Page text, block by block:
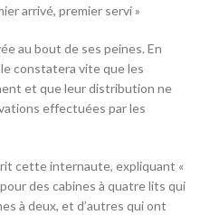
arrivé, premier servi »
au bout de ses peines. En
constatera vite que les
et que leur distribution ne
effectuées par les
cette internaute, expliquant «
des cabines à quatre lits qui
à deux, et d’autres qui ont